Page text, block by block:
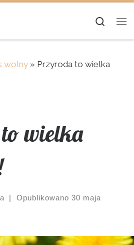
wolny » Przyroda to wielka
wielka
| Opublikowano 30 maja